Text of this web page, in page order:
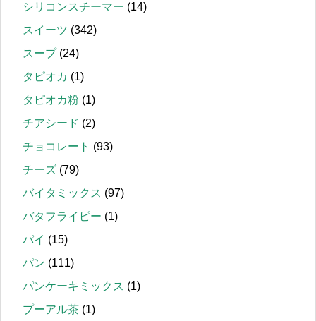
シリコンスチーマー (14)
スイーツ (342)
スープ(24)
タピオカ (1)
タピオカ粉 (1)
チアシード (2)
チョコレート (93)
チーズ (79)
バイタミックス (97)
バタフライピー (1)
パイ (15)
パン (111)
パンケーキミックス (1)
プーアル茶 (1)